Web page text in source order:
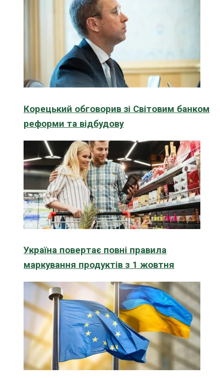
Корецький обговорив зі Світовим банком
реформи та відбудову
Україна повертає повні правила
маркування продуктів з 1 жовтня